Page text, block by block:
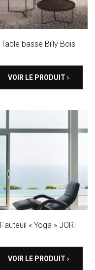
Table basse Billy Bois
VOIR LE PRODUIT ›
Fauteuil « Yoga » JORI
VOIR LE PRODUIT ›